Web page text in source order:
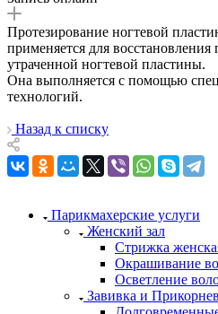
Протезирование ногтевой
применяется для
утраченной ногтевой пластины.
Она выполняется с помощью
технологий.
Назад к списку
Парикмахерские услуги
Женский зал
Стрижка
Окрашивание
Осветление
Завивка и